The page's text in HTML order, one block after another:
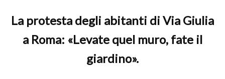
La protesta degli abitanti di Via Giulia
a Roma: «Levate quel muro, fate il
giardino».